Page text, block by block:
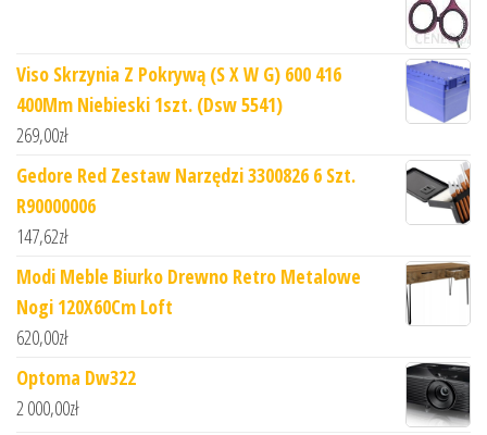
Viso Skrzynia Z Pokrywą (S X W G) 600 416
400Mm Niebieski 1szt. (Dsw 5541)
269,00zł
Gedore Red Zestaw Narzędzi 3300826 6 Szt.
R90000006
147,62zł
Modi Meble Biurko Drewno Retro Metalowe
Nogi 120X60Cm Loft
620,00zł
Optoma Dw322
2 000,00zł